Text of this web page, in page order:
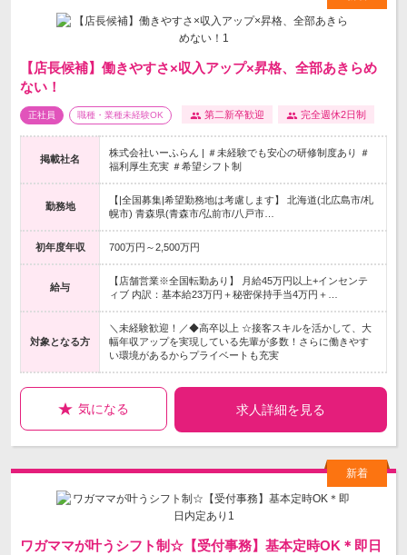
【店長候補】働きやすさ×収入アップ×昇格、全部あきらめ
ない！
正社員 職種・業種未経験OK 第二新卒歓迎 完全週休2日制
掲載社名
株式会社いーふらん | ＃未経験でも安心の研修制度あり ＃
福利厚生充実 ＃希望シフト制
勤務地
【|全国募集|希望勤務地は考慮します】 北海道(北広島市/札
幌市) 青森県(青森市/弘前市/八戸市…
初年度年収 700万円～2,500万円
給与
【店舗営業※全国転勤あり】 月給45万円以上+インセンテ
ィブ 内訳：基本給23万円＋秘密保持手当4万円＋…
対象となる方
＼未経験歓迎！／◆高卒以上 ☆接客スキルを活かして、大
幅年収アップを実現している先輩が多数！さらに働きやす
い環境があるからプライベートも充実
気になる 求人詳細を見る
ワガママが叶うシフト制☆【受付事務】基本定時OK＊即日